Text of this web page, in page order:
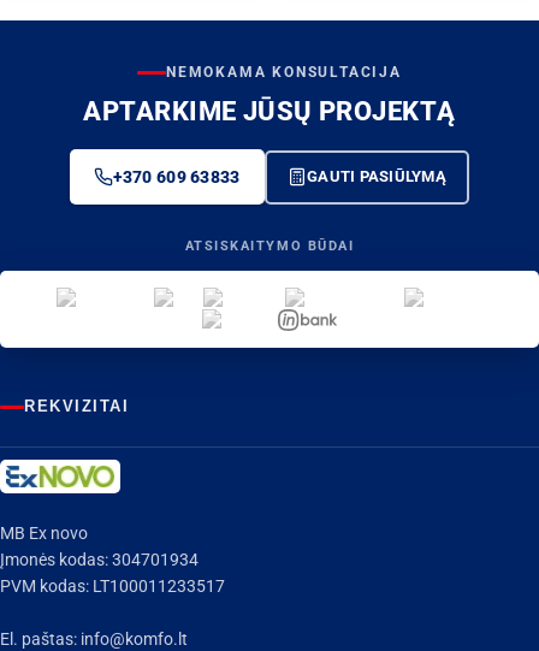
NEMOKAMA KONSULTACIJA
APTARKIME JŪSŲ PROJEKTĄ
+370 609 63833 GAUTI PASIŪLYMĄ
ATSISKAITYMO BŪDAI
REKVIZITAI
MB Ex novo
Įmonės kodas: 304701934
PVM kodas: LT100011233517
El. paštas: info@komfo.lt